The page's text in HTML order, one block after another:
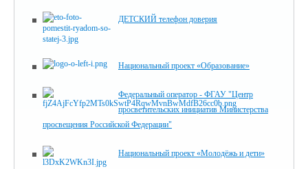
ДЕТСКИЙ телефон доверия
Национальный проект «Образование»
Федеральный оператор - ФГАУ "Центр
просветительских инициатив Министерства
просвещения Российской Федерации"
Национальный проект «Молодёжь и дети»